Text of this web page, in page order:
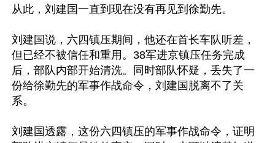
从此，刘建国一直到现在没有再见到徐勤先。
刘建国说，六四镇压期间，他还在首长车队听差，
但已经不被信任和重用。38军进京镇压任务完成
后，部队内部开始清洗。同时部队怀疑，丢失了一
份给徐勤先的军事作战命令，刘建国脱离不了关
系。
刘建国透露，这份六四镇压的军事作战命令，证明